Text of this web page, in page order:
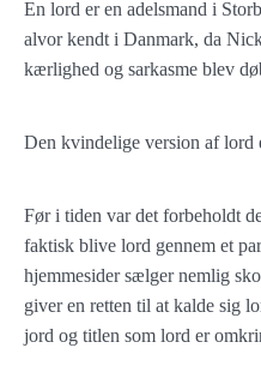
En lord er en adelsmand i
alvor kendt i Danmark, da
kærlighed og sarkasme blev
Den kvindelige version af lord
Før i tiden var det forbeholdt
faktisk blive lord gennem et
hjemmesider sælger nemlig
giver en retten til at kalde sig
jord og titlen som lord er